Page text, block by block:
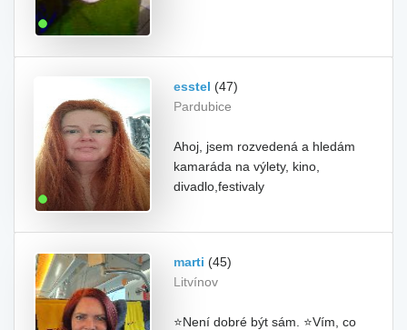
esstel (47)
Pardubice
Ahoj, jsem rozvedená a hledám
kamaráda na výlety, kino,
divadlo,festivaly
marti (45)
Litvínov
⭐Není dobré být sám. ⭐Vím, co